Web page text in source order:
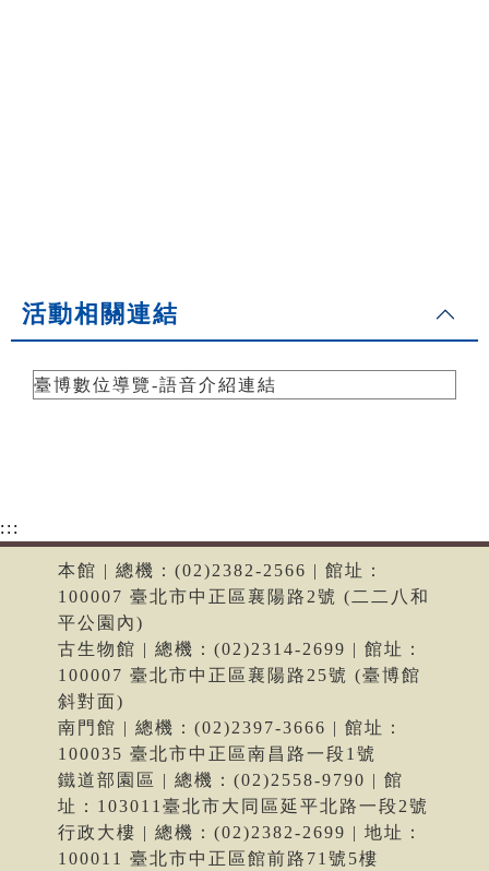
活動相關連結
臺博數位導覽-語音介紹連結
:::
本館 | 總機：(02)2382-2566 | 館址：
100007 臺北市中正區襄陽路2號 (二二八和
平公園內)
古生物館 | 總機：(02)2314-2699 | 館址：
100007 臺北市中正區襄陽路25號 (臺博館
斜對面)
南門館 | 總機：(02)2397-3666 | 館址：
100035 臺北市中正區南昌路一段1號
鐵道部園區 | 總機：(02)2558-9790 | 館
址：103011臺北市大同區延平北路一段2號
行政大樓 | 總機：(02)2382-2699 | 地址：
100011 臺北市中正區館前路71號5樓